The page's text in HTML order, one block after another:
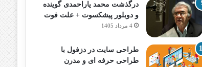
درگذشت محمد یاراحمدی گوینده
و دوبلور پیشکسوت + علت فوت
4 مرداد 1405
طراحی سایت در دزفول با
طراحی حرفه‌ ای و مدرن